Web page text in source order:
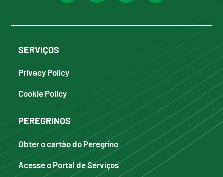
SERVIÇOS
Privacy Policy
Cookie Policy
PEREGRINOS
Obter o cartão do Peregrino
Acesse o Portal de Serviços